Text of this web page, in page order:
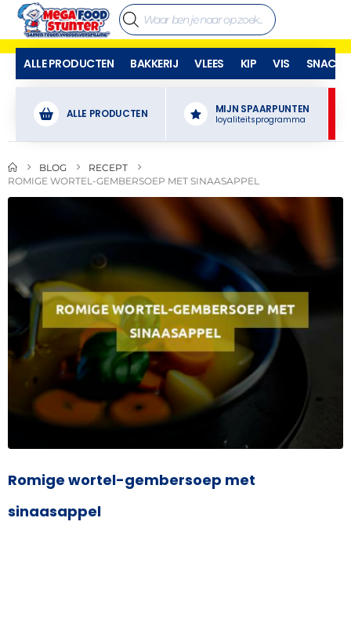
ALLE PRODUCTEN BAKKERIJ VLEES KIP VIS SNACKS
ALLE PRODUCTEN MIJN SPAARPUNTEN
loyaliteitsprogramma
BLOG
RECEPT
ROMIGE WORTEL-GEMBERSOEP MET SINAASAPPEL
Romige wortel-gembersoep met
sinaasappel